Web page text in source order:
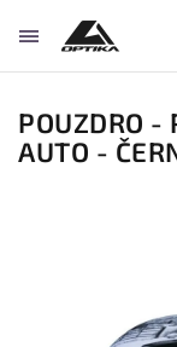
POUZDRO -
AUTO -